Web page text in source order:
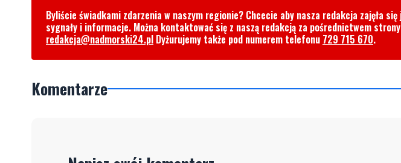
Byliście świadkami zdarzenia w naszym regionie? Chcecie aby nasza redakcja zajęła
sygnały i informacje. Można kontaktować się z naszą redakcją za pośrednictwem
redakcja@nadmorski24.pl Dyżurujemy także pod numerem telefonu 729 715 670.
Komentarze